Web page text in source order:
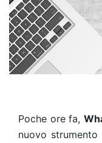
Poche ore fa,
nuovo